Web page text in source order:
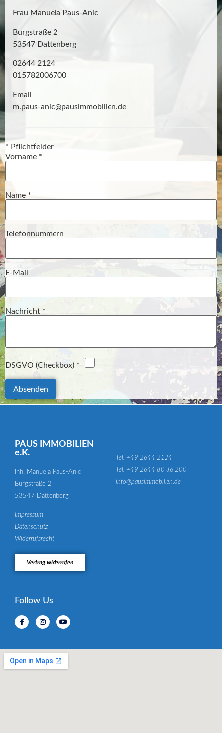
Frau Manuela Paus-Anic
Burgstraße 2
53547 Dattenberg
02644 2124
015782006700
Email
m.paus-anic@pausimmobilien.de
* Pflichtfelder
Vorname Pflichtfeld
*
Name Pflichtfeld
*
Telefonnummern
E-Mail
Nachricht Pflichtfeld
*
DSGVO (Checkbox) Pflichtfeld
*
Absenden
PAUS IMMOBILIEN
e.K.
Inh. Manuela Paus-Anic
Burgstraße 2
53547 Dattenberg
Tel. +49 2644 2124
Tel. +49 2644 80 86 200
info@pausimmobilien.de
Impressum
Datenschutz
Widerrufsrecht
Vertrag widerrufen
Follow Us